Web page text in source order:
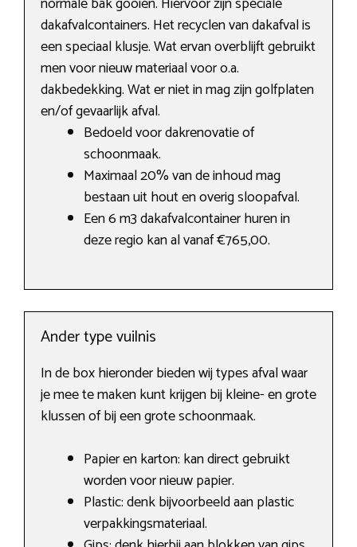
dakafvalcontainers. Het recyclen van dakafval is
een speciaal klusje. Wat ervan overblijft gebruikt
men voor nieuw materiaal voor o.a.
dakbedekking. Wat er niet in mag zijn golfplaten
en/of gevaarlijk afval.
Bedoeld voor dakrenovatie of
schoonmaak.
Maximaal 20% van de inhoud mag
bestaan uit hout en overig sloopafval.
Een 6 m3 dakafvalcontainer huren in
deze regio kan al vanaf €765,00.
Ander type vuilnis
In de box hieronder bieden wij types afval waar
je mee te maken kunt krijgen bij kleine- en grote
klussen of bij een grote schoonmaak.
Papier en karton: kan direct gebruikt
worden voor nieuw papier.
Plastic: denk bijvoorbeeld aan plastic
verpakkingsmateriaal.